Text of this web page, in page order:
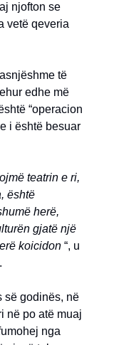
njofton se
vetë qeveria
të
edhe më
“operacion
i është besuar
teatrin e ri,
është
herë,
gjatë një
koicidon “, u
së godinës, në
në po atë muaj
nga